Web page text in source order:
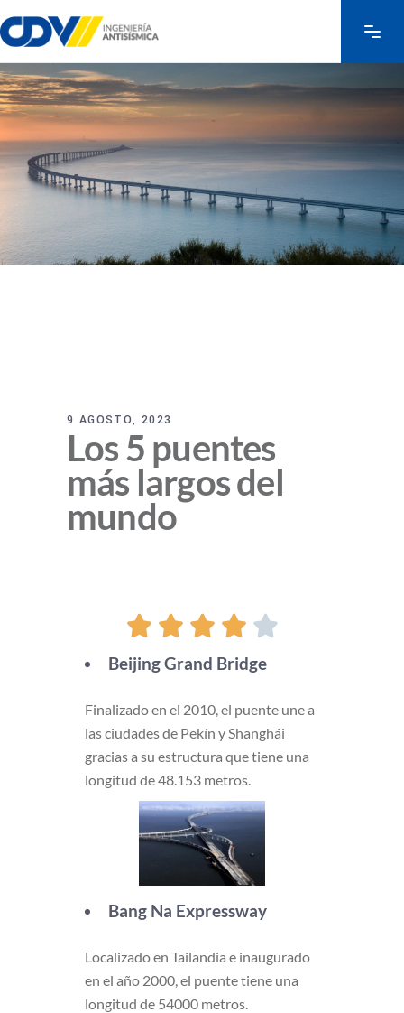
9 AGOSTO, 2023
Los 5 puentes
más largos del
mundo
    
Beijing Grand Bridge
Finalizado en el 2010, el puente une a
las ciudades de Pekín y Shanghái
gracias a su estructura que tiene una
longitud de 48.153 metros.
Bang Na Expressway
Localizado en Tailandia e inaugurado
en el año 2000, el puente tiene una
longitud de 54000 metros.